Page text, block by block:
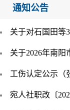
通知公告
关于对石国田等
关于2026年南阳
工伤认定公示（
宛人社职改〔